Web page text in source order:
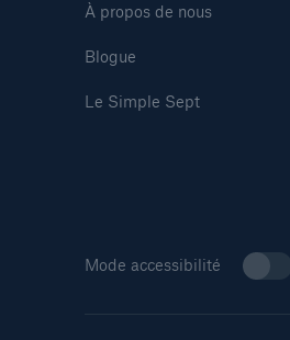
À propos de nous
Blogue
Le Simple Sept
Mode accessibilité